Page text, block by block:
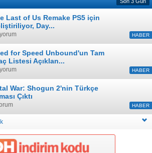
Last of Us Remake PS5 için
Day...
HABER
for Speed Unbound'un Tam
Listesi Açıklan...
HABER
War: Shogun 2'nin Türkçe
Çıktı
HABER